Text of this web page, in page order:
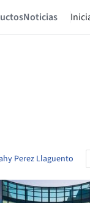
Noticias
Perez Llaguento